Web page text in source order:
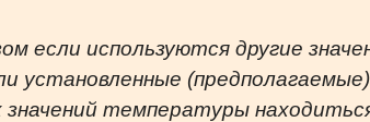
если используются другие
установленные
температуры